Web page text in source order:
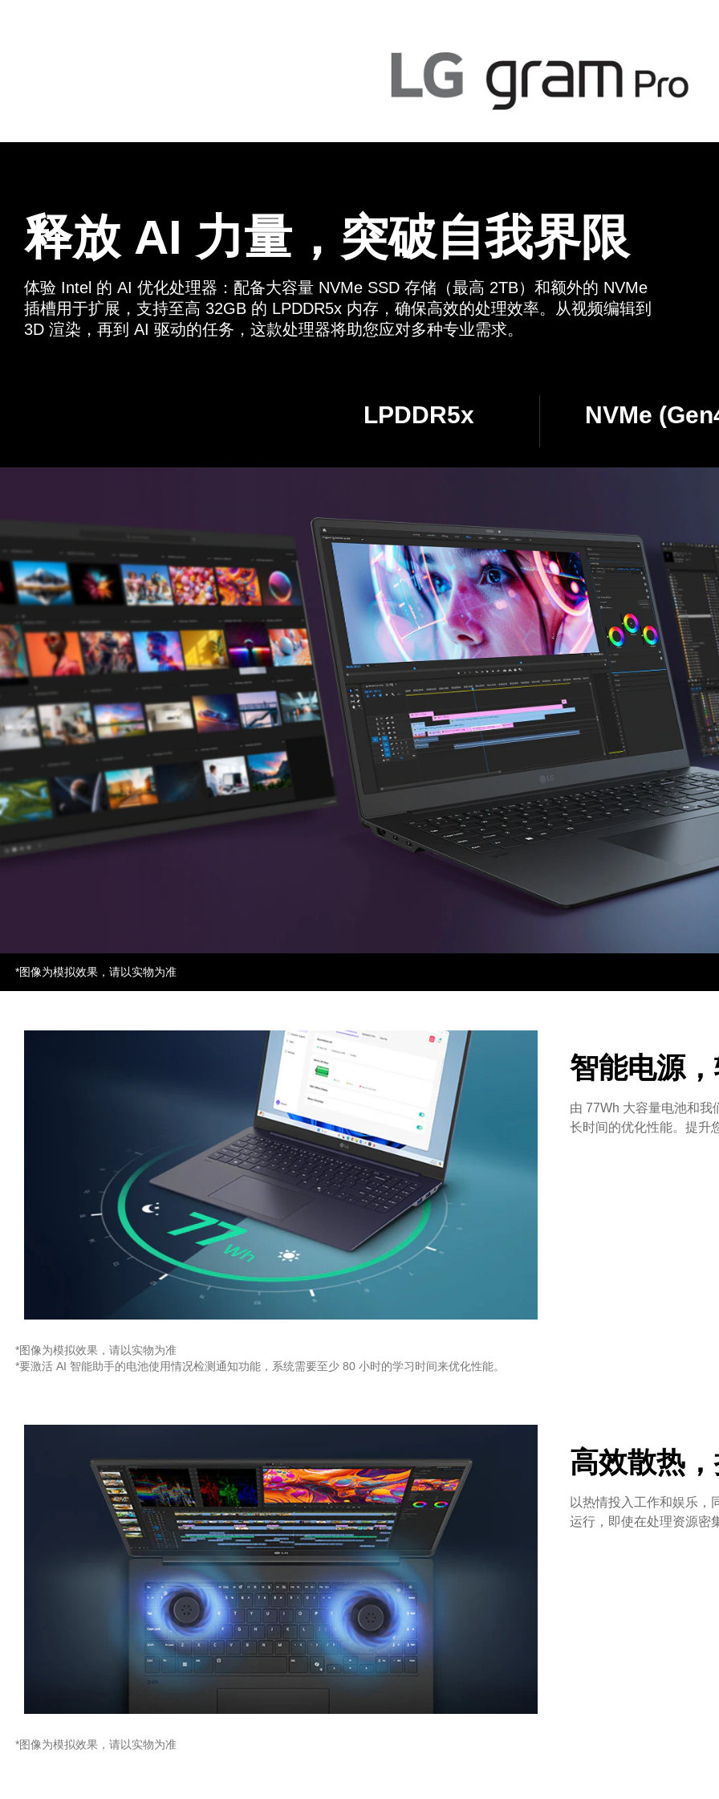
释放 AI 力量，突破自我界限
体验 Intel 的 AI 优化处理器：配备大容量 NVMe SSD 存储（最高 2TB）和额外的 NVMe
插槽用于扩展，支持至高 32GB 的 LPDDR5x 内存，确保高效的处理效率。从视频编辑到
3D 渲染，再到 AI 驱动的任务，这款处理器将助您应对多种专业需求。
LPDDR5x NVMe
*图像为模拟效果，请以实物为准
智能电源
由 77Wh 大容量电池和我
长时间的优化性能。提升
*图像为模拟效果，请以实物为准
*要激活 AI 智能助手的电池使用情况检测通知功能，系统需要至少 80 小时的学习时间来优化性能。
高效散热
以热情投入工作和娱乐，
运行，即使在处理资源密
*图像为模拟效果，请以实物为准